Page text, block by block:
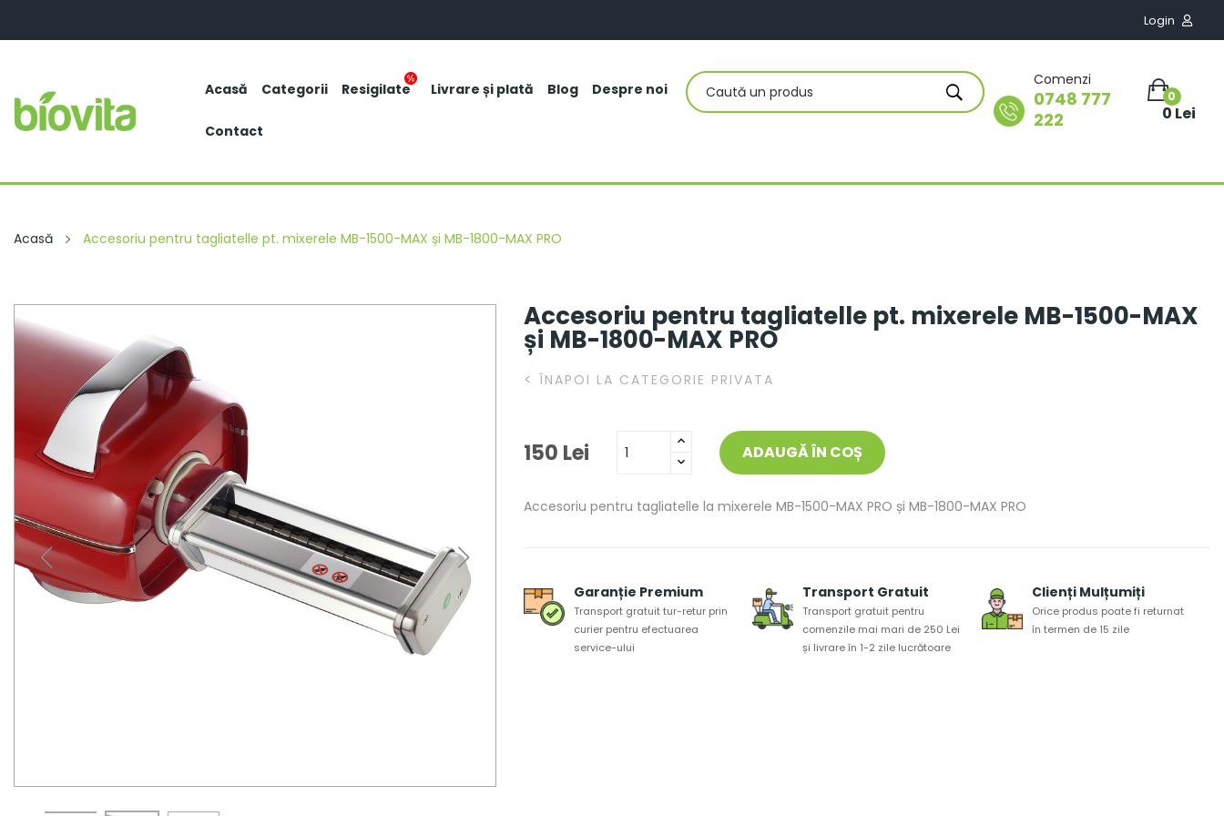
Login 
Acasă Categorii Resigilate Livrare și plată Blog Despre noi
Contact
0
0 Lei
Comenzi
0748 777
222
Acasă Accesoriu pentru tagliatelle pt. mixerele MB-1500-MAX și MB-1800-MAX PRO
Accesoriu pentru tagliatelle pt. mixerele MB-1500-MAX
și MB-1800-MAX PRO
< ÎNAPOI LA CATEGORIE PRIVATA
150 Lei ADAUGĂ ÎN COȘ
Accesoriu pentru tagliatelle la mixerele MB-1500-MAX PRO și MB-1800-MAX PRO
Garanție Premium
Transport gratuit tur-retur prin
curier pentru efectuarea
service-ului
Transport Gratuit
Transport gratuit pentru
comenzile mai mari de 250 Lei
și livrare în 1-2 zile lucrătoare
Clienți Mulțumiți
Orice produs poate fi returnat
în termen de 15 zile